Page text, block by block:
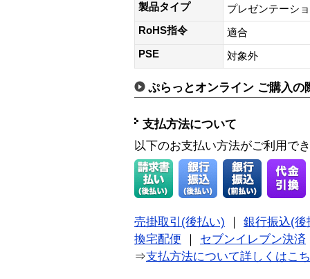
製品タイプ
プレゼンテーシ
RoHS指令
適合
PSE
対象外
ぷらっとオンライン ご購入の
支払方法について
以下のお支払い方法がご利用で
売掛取引(後払い)
銀行振込(後
換宅配便
セブンイレブン決済
⇒支払方法について詳しくはこ